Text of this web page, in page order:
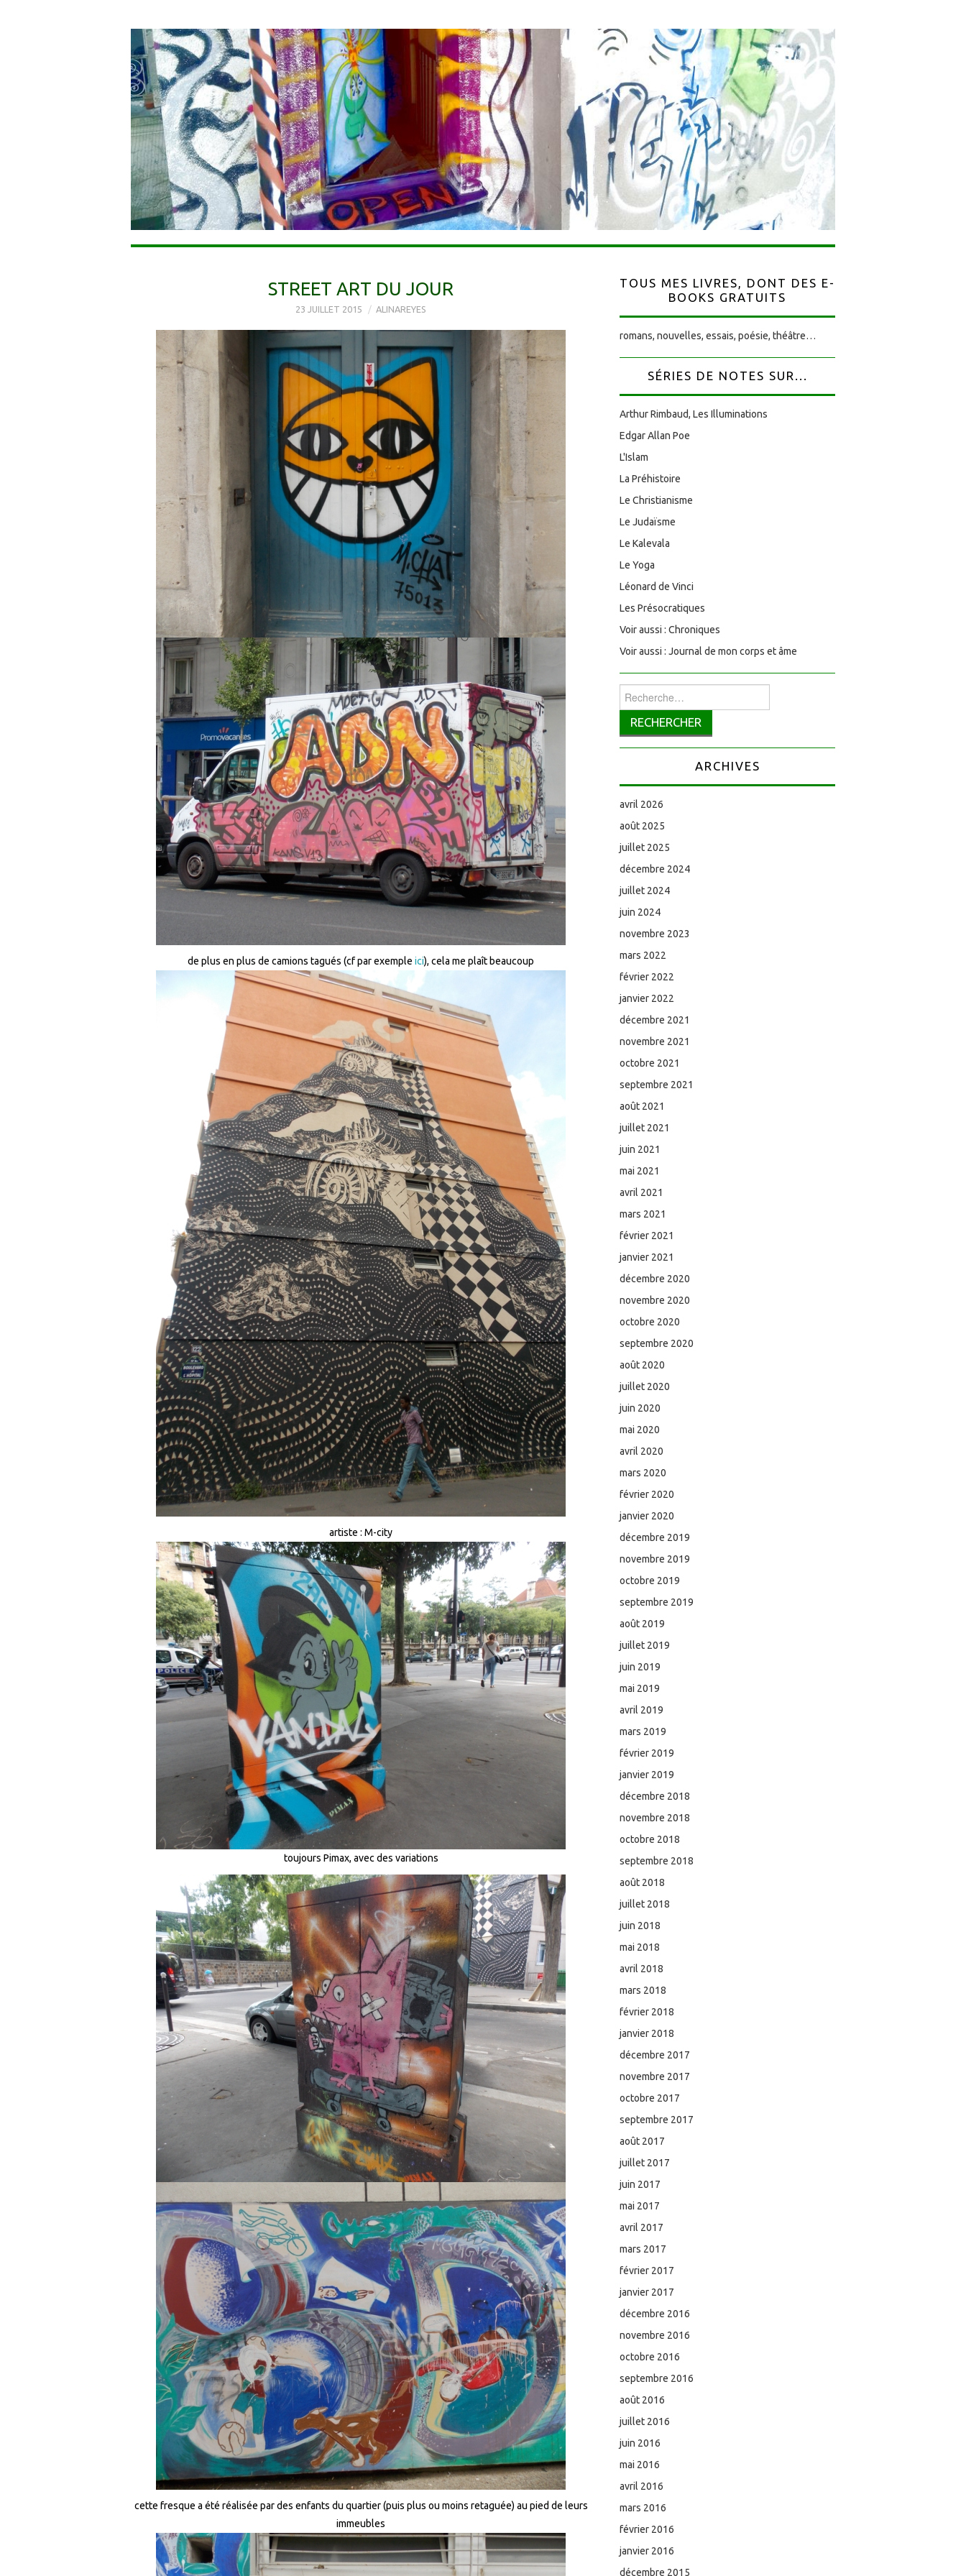
STREET ART DU JOUR
23 JUILLET 2015 ALINAREYES
de plus en plus de camions tagués (cf par exemple ici), cela me plaît beaucoup
artiste : M-city
toujours Pimax, avec des variations
cette fresque a été réalisée par des enfants du quartier (puis plus ou moins retaguée) au pied de leurs
immeubles
TOUS MES LIVRES, DONT DES E-
BOOKS GRATUITS
romans, nouvelles, essais, poésie, théâtre…
SÉRIES DE NOTES SUR...
Arthur Rimbaud, Les Illuminations
Edgar Allan Poe
L'Islam
La Préhistoire
Le Christianisme
Le Judaïsme
Le Kalevala
Le Yoga
Léonard de Vinci
Les Présocratiques
Voir aussi : Chroniques
Voir aussi : Journal de mon corps et âme
Rechercher :
ARCHIVES
avril 2026
août 2025
juillet 2025
décembre 2024
juillet 2024
juin 2024
novembre 2023
mars 2022
février 2022
janvier 2022
décembre 2021
novembre 2021
octobre 2021
septembre 2021
août 2021
juillet 2021
juin 2021
mai 2021
avril 2021
mars 2021
février 2021
janvier 2021
décembre 2020
novembre 2020
octobre 2020
septembre 2020
août 2020
juillet 2020
juin 2020
mai 2020
avril 2020
mars 2020
février 2020
janvier 2020
décembre 2019
novembre 2019
octobre 2019
septembre 2019
août 2019
juillet 2019
juin 2019
mai 2019
avril 2019
mars 2019
février 2019
janvier 2019
décembre 2018
novembre 2018
octobre 2018
septembre 2018
août 2018
juillet 2018
juin 2018
mai 2018
avril 2018
mars 2018
février 2018
janvier 2018
décembre 2017
novembre 2017
octobre 2017
septembre 2017
août 2017
juillet 2017
juin 2017
mai 2017
avril 2017
mars 2017
février 2017
janvier 2017
décembre 2016
novembre 2016
octobre 2016
septembre 2016
août 2016
juillet 2016
juin 2016
mai 2016
avril 2016
mars 2016
février 2016
janvier 2016
décembre 2015